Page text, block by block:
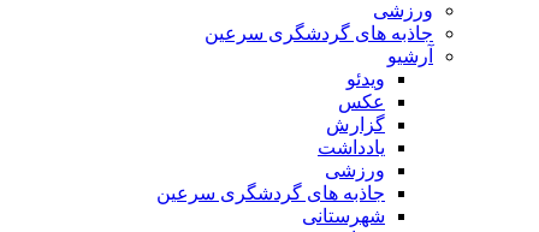
ورزشی
جاذبه های گردشگری سرعین
آرشیو
ویدئو
عکس
گزارش
یادداشت
ورزشی
جاذبه های گردشگری سرعین
شهرستانی